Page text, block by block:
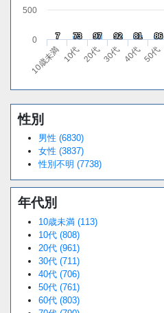
7
7 73
73 97
97 92
92 81
81 86
86
10歳未満 10代 20代30代 40代50代
0
500
Unmute
性別
男性 (6830)
女性 (3837)
性別不明 (7738)
年代別
10歳未満 (113)
10代 (808)
20代 (961)
30代 (711)
40代 (706)
50代 (761)
60代 (803)